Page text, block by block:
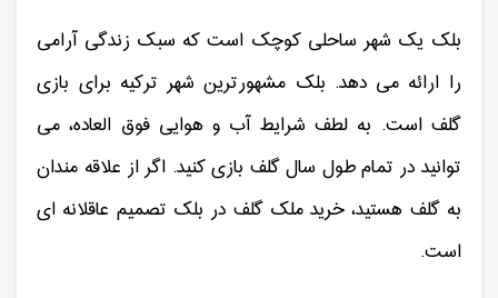
بلک یک شهر ساحلی کوچک است که سبک زندگی آرامی
را ارائه می دهد. بلک مشهورترین شهر ترکیه برای بازی
گلف است. به لطف شرایط آب و هوایی فوق العاده، می
توانید در تمام طول سال گلف بازی کنید. اگر از علاقه مندان
به گلف هستید، خرید ملک گلف در بلک تصمیم عاقلانه ای
است.